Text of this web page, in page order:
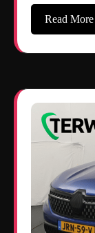
Read More